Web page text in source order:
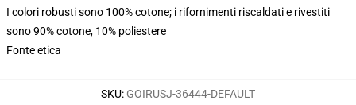
I colori robusti sono 100% cotone; i rifornimenti riscaldati e rivestiti
sono 90% cotone, 10% poliestere
Fonte etica
SKU: GOIRUSJ-36444-DEFAULT